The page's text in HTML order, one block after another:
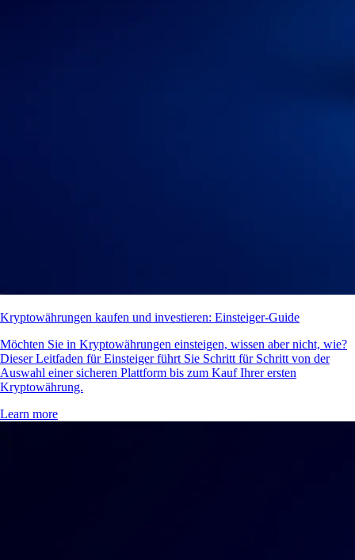
Kryptowährungen kaufen und investieren: Einsteiger-Guide
Möchten Sie in Kryptowährungen einsteigen, wissen aber nicht, wie?
Dieser Leitfaden für Einsteiger führt Sie Schritt für Schritt von der
Auswahl einer sicheren Plattform bis zum Kauf Ihrer ersten
Kryptowährung.
Learn more